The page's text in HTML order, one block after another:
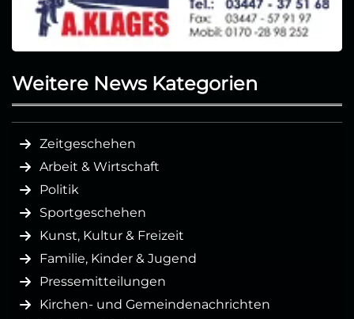
Weitere News Kategorien
Zeitgeschehen
Arbeit & Wirtschaft
Politik
Sportgeschehen
Kunst, Kultur & Freizeit
Familie, Kinder & Jugend
Pressemitteilungen
Kirchen- und Gemeindenachrichten